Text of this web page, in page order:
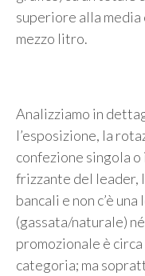
superiore alla
mezzo litro.
Analizziamo in
l’esposizione, la
confezione singola
frizzante del leader,
bancali e non c’è
(gassata/naturale)
promozionale è
categoria; ma